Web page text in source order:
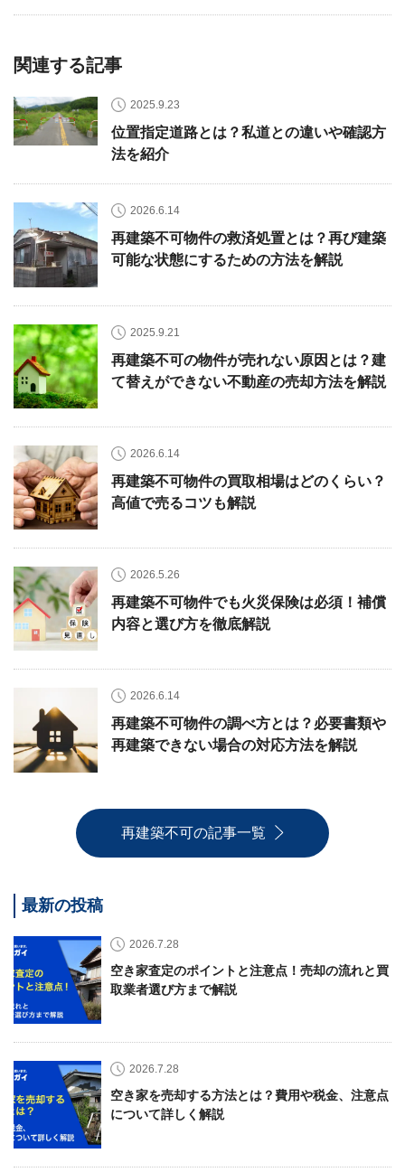
関連する記事
2025.9.23
位置指定道路とは？私道との違いや確認方
法を紹介
2026.6.14
再建築不可物件の救済処置とは？再び建築
可能な状態にするための方法を解説
2025.9.21
再建築不可の物件が売れない原因とは？建
て替えができない不動産の売却方法を解説
2026.6.14
再建築不可物件の買取相場はどのくらい？
高値で売るコツも解説
2026.5.26
再建築不可物件でも火災保険は必須！補償
内容と選び方を徹底解説
2026.6.14
再建築不可物件の調べ方とは？必要書類や
再建築できない場合の対応方法を解説
再建築不可の記事一覧
最新の投稿
2026.7.28
空き家査定のポイントと注意点！売却の流れと買
取業者選び方まで解説
2026.7.28
空き家を売却する方法とは？費用や税金、注意点
について詳しく解説